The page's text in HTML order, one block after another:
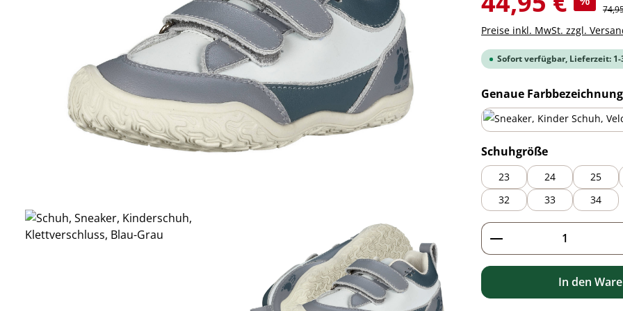
Preise inkl. MwSt. zzgl.
Sofort verfügbar, Lieferzeit: 1-
Genaue Farbbezeichnung
blue
Schuhgrößeauswählen
23 24 25
32
33 34
Produkt Anzahl:
In den